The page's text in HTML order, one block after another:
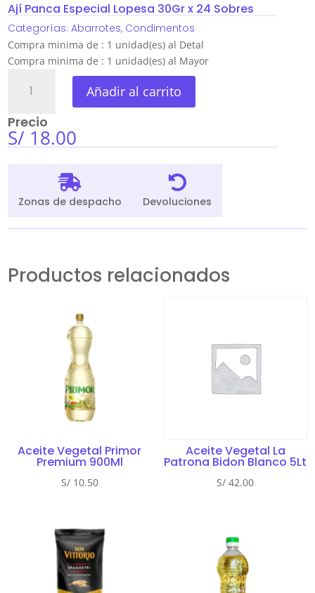
Ají Panca Especial Lopesa 30Gr x 24 Sobres
Categorías: Abarrotes, Condimentos
Compra minima de : 1 unidad(es) al Detal
Compra minima de : 1 unidad(es) al Mayor
Panca
Lopesa
30Gr
cantidad
Añadir al carrito
Precio
S/ 18.00

Zonas de despacho

Devoluciones
Productos relacionados
Aceite Vegetal Primor
Premium 900Ml
S/10.50
Aceite Vegetal La
Patrona Bidon Blanco 5Lt
S/ 42.00